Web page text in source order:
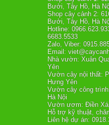
Bưởi, Tây Hồ, Hà
Shop cây cảnh 2:
Bưởi, Tây Hồ, Hà
Hotline:
6683.5533
Zalo, Viber:
Email:
Nhà vườn: Xuân
Yên
Vườn cây nội thất:
Hưng Yên
Vườn cây công
Hà Nội
Vườn ươm: Điền
Hỗ trợ kỹ thuật,
Liên hệ dự án: